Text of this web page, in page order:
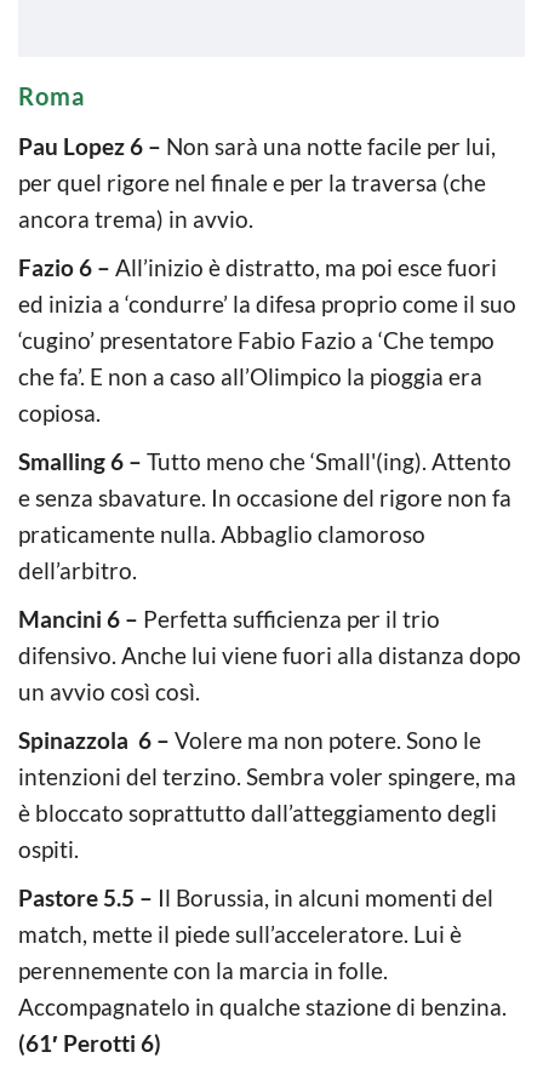
Roma
Pau Lopez 6 – Non sarà una notte facile per lui,
per quel rigore nel finale e per la traversa (che
ancora trema) in avvio.
Fazio 6 – All’inizio è distratto, ma poi esce fuori
ed inizia a ‘condurre’ la difesa proprio come il suo
‘cugino’ presentatore Fabio Fazio a ‘Che tempo
che fa’. E non a caso all’Olimpico la pioggia era
copiosa.
Smalling 6 – Tutto meno che ‘Small'(ing). Attento
e senza sbavature. In occasione del rigore non fa
praticamente nulla. Abbaglio clamoroso
dell’arbitro.
Mancini 6 – Perfetta sufficienza per il trio
difensivo. Anche lui viene fuori alla distanza dopo
un avvio così così.
Spinazzola 6 – Volere ma non potere. Sono le
intenzioni del terzino. Sembra voler spingere, ma
è bloccato soprattutto dall’atteggiamento degli
ospiti.
Pastore 5.5 – Il Borussia, in alcuni momenti del
match, mette il piede sull’acceleratore. Lui è
perennemente con la marcia in folle.
Accompagnatelo in qualche stazione di benzina.
(61′ Perotti 6)